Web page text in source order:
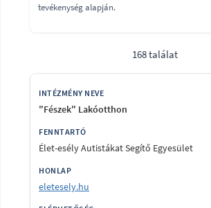
tevékenység alapján.
168 találat
"Fészek" Lakóotthon
Élet-esély Autistákat Segítő Egyesület
eletesely.hu